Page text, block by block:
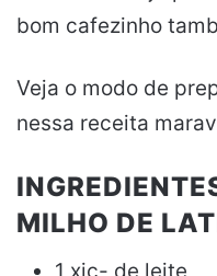
bom cafezinho
Veja o modo de
nessa receita
MILHO DE